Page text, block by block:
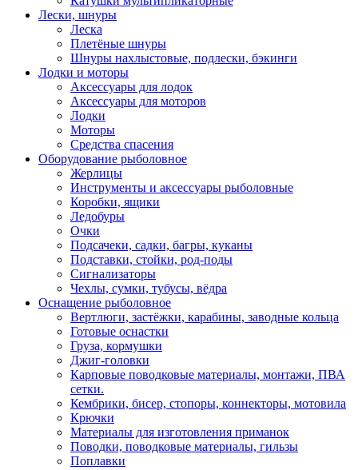
Лески, шнуры
Леска
Плетёные шнуры
Шнуры нахлыстовые, подлески, бэкинги
Лодки и моторы
Аксессуары для лодок
Аксессуары для моторов
Лодки
Моторы
Средства спасения
Оборудование рыболовное
Жерлицы
Инструменты и аксессуары рыболовные
Коробки, ящики
Ледобуры
Очки
Подсачеки, садки, багры, куканы
Подставки, стойки, род-поды
Сигнализаторы
Чехлы, сумки, тубусы, вёдра
Оснащение рыболовное
Вертлюги, застёжки, карабины, заводные кольца
Готовые оснастки
Груза, кормушки
Джиг-головки
Карповые поводковые материалы, монтажи, ПВА
сетки.
Кембрики, бисер, стопоры, коннекторы, мотовила
Крючки
Материалы для изготовления приманок
Поводки, поводковые материалы, гильзы
Поплавки